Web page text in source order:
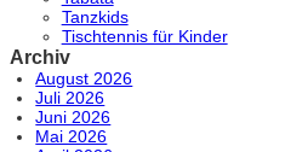
Tanzkids
Tischtennis für Kinder
Archiv
August 2026
Juli 2026
Juni 2026
Mai 2026